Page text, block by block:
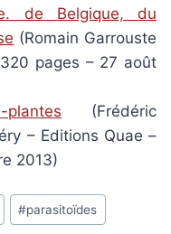
de Belgique, du
(Romain Garrouste
pages – 27 août
(Frédéric
– Editions Quae –
2013)
#parasitoïdes